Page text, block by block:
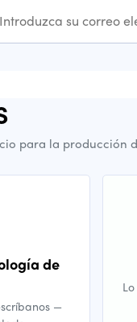
para la producción
de
—